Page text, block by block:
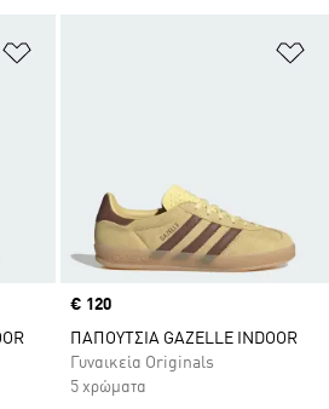
Προσθήκη στη Λίστα Επιθυμιών
Price
€ 120
ΠΑΠΟΥΤΣΙΑ GAZELLE INDOOR
Γυναικεία Originals
5 χρώματα